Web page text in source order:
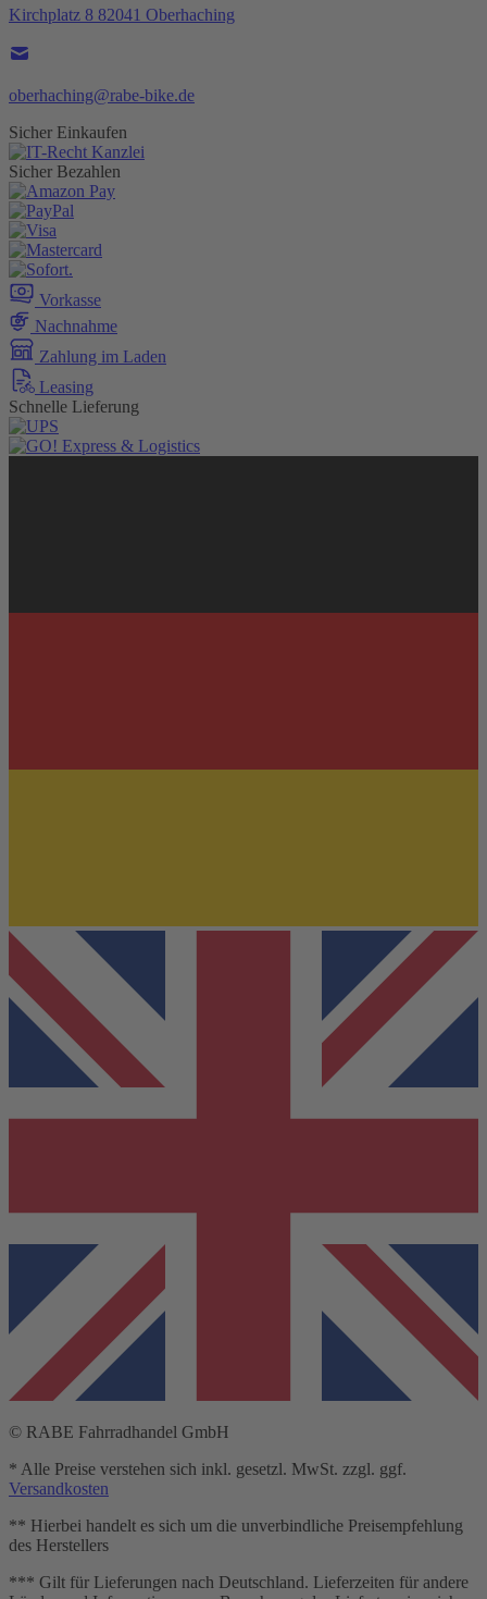
Kirchplatz 8 82041 Oberhaching
oberhaching@rabe-bike.de
Sicher Einkaufen
Sicher Bezahlen
Vorkasse
Nachnahme
Zahlung im Laden
Leasing
Schnelle Lieferung
© RABE Fahrradhandel GmbH
* Alle Preise verstehen sich inkl. gesetzl. MwSt. zzgl. ggf.
Versandkosten
** Hierbei handelt es sich um die unverbindliche Preisempfehlung
des Herstellers
*** Gilt für Lieferungen nach Deutschland. Lieferzeiten für andere